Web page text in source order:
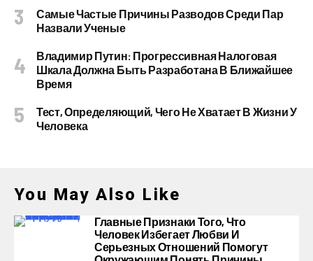
Самые Частые Причины Разводов Среди Пар
Назвали Ученые
Владимир Путин: Прогрессивная Налоговая
Шкала Должна Быть Разработана В Ближайшее
Время
Тест, Определяющий, Чего Не Хватает В Жизни У
Человека
You May Also Like
Главные Признаки Того, Что
Человек Избегает Любви И
Серьезных Отношений Помогут